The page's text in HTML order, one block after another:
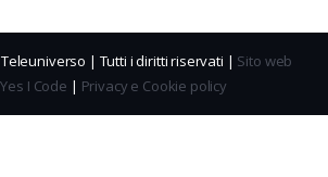
| Tutti i diritti riservati | Sito web
I Code | Privacy e Cookie policy